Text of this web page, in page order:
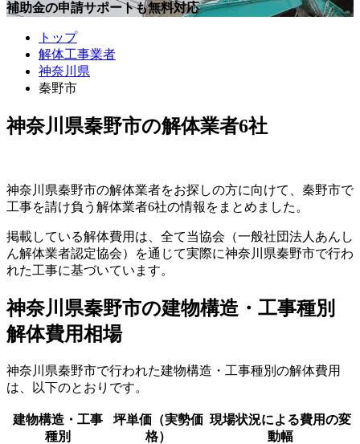
補助金の申請サポートも無料対応
トップ
解体工事業者
神奈川県
秦野市
神奈川県秦野市の解体業者6社
神奈川県秦野市の解体業者をお探しの方に向けて、秦野市で
工事を請け負う解体業者6社の情報をまとめました。
掲載している解体費用は、全て当協会（一般社団法人あんし
ん解体業者認定協会）を通じて実際に神奈川県秦野市で行わ
れた工事に基づいています。
神奈川県秦野市の建物構造・工事種別
解体費用相場
神奈川県秦野市で行われた建物構造・工事種別の解体費用
は、以下のとおりです。
建物構造・工事
種別
坪単価（実勢価
格）
現場状況による費用の変
動幅